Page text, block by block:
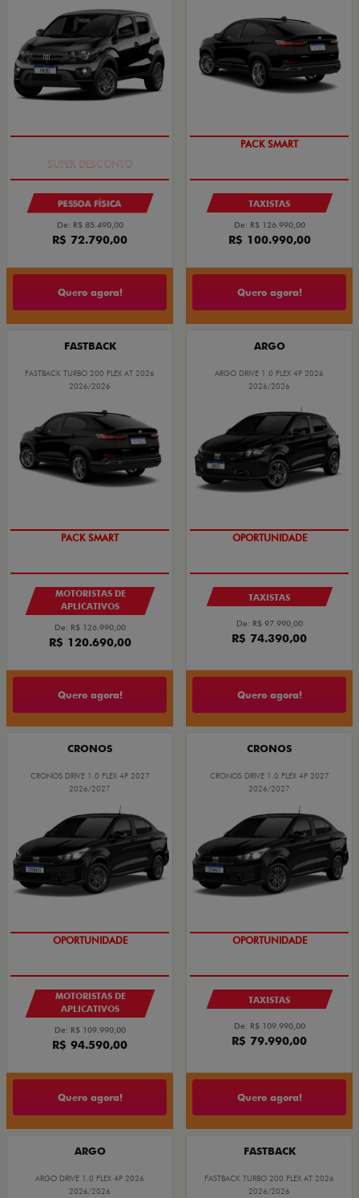
PESSOA FÍSICA
De: R$ 85.490,00
R$ 72.790,00
Quero agora!
PACK SMART
TAXISTAS
De: R$ 126.990,00
R$ 100.990,00
Quero agora!
FASTBACK
FASTBACK TURBO 200 FLEX AT 2026
2026/2026
PACK SMART
MOTORISTAS DE
APLICATIVOS
De: R$ 126.990,00
R$ 120.690,00
Quero agora!
ARGO
ARGO DRIVE 1.0 FLEX 4P 2026
2026/2026
OPORTUNIDADE
TAXISTAS
De: R$ 97.990,00
R$ 74.390,00
Quero agora!
CRONOS
CRONOS DRIVE 1.0 FLEX 4P 2027
2026/2027
OPORTUNIDADE
MOTORISTAS DE
APLICATIVOS
De: R$ 109.990,00
R$ 94.590,00
Quero agora!
CRONOS
CRONOS DRIVE 1.0 FLEX 4P 2027
2026/2027
OPORTUNIDADE
TAXISTAS
De: R$ 109.990,00
R$ 79.990,00
Quero agora!
ARGO
ARGO DRIVE 1.0 FLEX 4P 2026
2026/2026
FASTBACK
FASTBACK TURBO 200 FLEX AT 2026
2026/2026